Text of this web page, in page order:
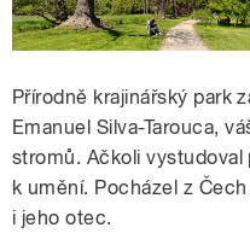
Přírodně krajinářský park
Emanuel Silva-Tarouca,
stromů. Ačkoli vystudoval
k umění. Pocházel z
i jeho otec.